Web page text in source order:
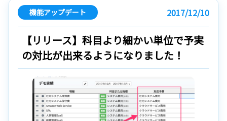
機能アップデート 2017/12/10
【リリース】科目より細かい単位で予実
の対比が出来るようになりました！